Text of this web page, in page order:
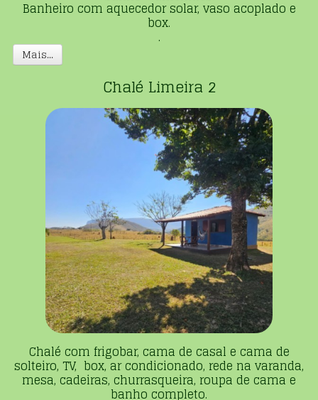
Banheiro com aquecedor solar, vaso acoplado e
box.
.
Mais...
Chalé Limeira 2
Chalé com frigobar, cama de casal e cama de
solteiro, TV, box, ar condicionado, rede na varanda,
mesa, cadeiras, churrasqueira, roupa de cama e
banho completo.